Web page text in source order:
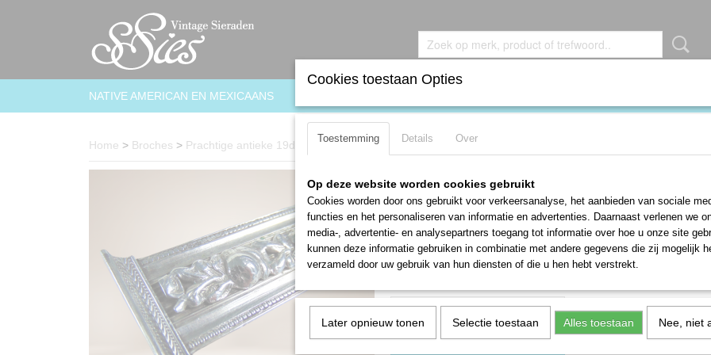
NATIVE AMERICAN EN MEXICAANS
Home > Broches > Prachtige antieke 19de eeuws zilveren BIJBELSLOT broche
Prachtige antieke 19de eeuws zilveren
BIJBELSLOT broche
€ 35,00
✓Op voorraad - Levertijd 1-3 werkdagen
Cookies toestaan Opties
Toestemming Details Over
Op deze website worden cookies gebruikt
Cookies worden door ons gebruikt voor verkeersanalyse, het aanbieden van sociale
functies en het personaliseren van informatie en advertenties. Daarnaast verlenen we
media-, advertentie- en analysepartners toegang tot informatie over hoe u onze site
kunnen deze informatie gebruiken in combinatie met andere gegevens die zij mogelijk
verzameld door uw gebruik van hun diensten of die u hen hebt verstrekt.
Later opnieuw tonen Selectie toestaan Alles toestaan Nee, niet